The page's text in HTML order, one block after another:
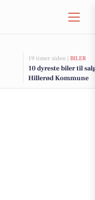
19 timer siden | BILER
10 dyreste biler til
Hillerød Kommune